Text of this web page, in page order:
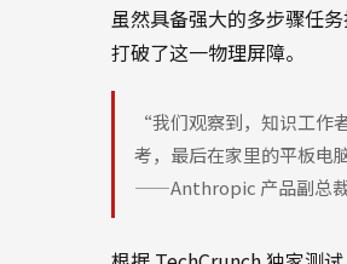
虽然具备强大的多步骤任
打破了这一物理屏障。
“我们观察到，知识工作
考，最后在家里的平板电
——Anthropic 产品副总